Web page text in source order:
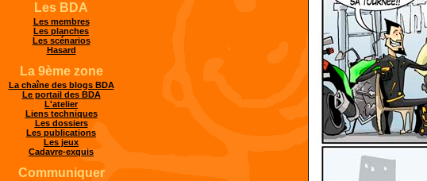
Les BDA
Les membres
Les planches
Les scénarios
Hasard
La 9ème zone
La chaîne des blogs BDA
Le portail des BDA
L'atelier
Liens techniques
Les dossiers
Les publications
Les jeux
Cadavre-exquis
Communiquer